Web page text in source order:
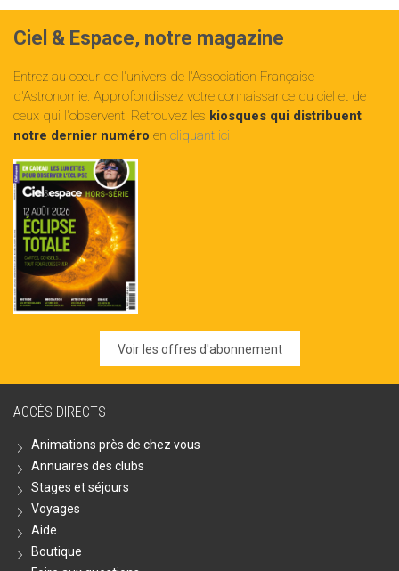
Ciel & Espace, notre magazine
Entrez au cœur de l'univers de l'Association Française
d'Astronomie. Approfondissez votre connaissance du ciel et de
ceux qui l'observent. Retrouvez les kiosques qui distribuent
notre dernier numéro en cliquant ici
Voir les offres d'abonnement
ACCÈS DIRECTS
Animations près de chez vous
Annuaires des clubs
Stages et séjours
Voyages
Aide
Boutique